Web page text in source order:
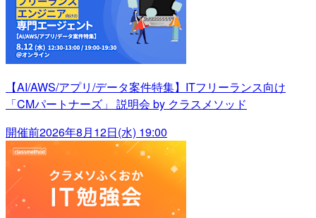
【AI/AWS/アプリ/データ案件特集】ITフリーランス向け
「CMパートナーズ」 説明会 by クラスメソッド
開催前2026年8月12日(水) 19:00